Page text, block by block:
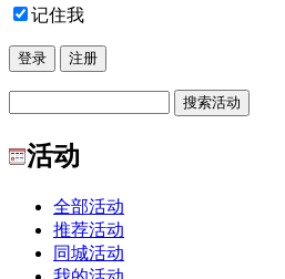
记住我
活动
全部活动
推荐活动
同城活动